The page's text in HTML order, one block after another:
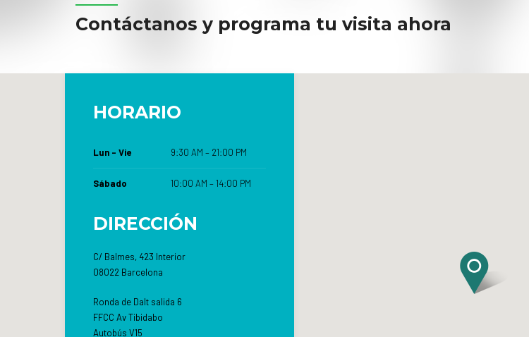
Contáctanos y programa tu visita ahora
HORARIO
Lun – Vie 9:30 AM – 21:00 PM
Sábado 10:00 AM – 14:00 PM
DIRECCIÓN
C/ Balmes, 423 Interior
08022 Barcelona
Ronda de Dalt salida 6
FFCC Av Tibidabo
Autobús V15